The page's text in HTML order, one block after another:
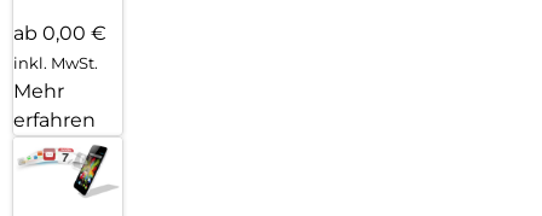
ab 0,00 €
inkl. MwSt.
Mehr
erfahren